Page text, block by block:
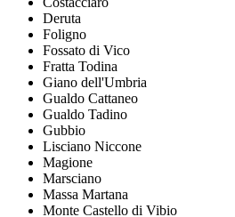
Deruta
Foligno
Fossato di Vico
Fratta Todina
Giano dell'Umbria
Gualdo Cattaneo
Gualdo Tadino
Gubbio
Lisciano Niccone
Magione
Marsciano
Massa Martana
Monte Castello di Vibio